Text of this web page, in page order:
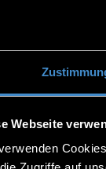
Webseite